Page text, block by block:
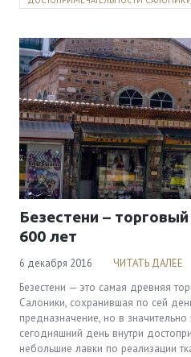
Безестени – торговый пассаж возрастом
600 лет
6 декабря 2016
ЧИТАТЬ ДАЛЕЕ
Безестени — это самая древняя
Салоники, сохранившая по сей
предназначение, но в
сегодняшний день внутри
небольшие лавки по реализации